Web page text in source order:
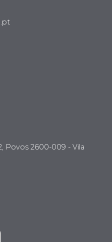
Povos 2600-009 - Vila